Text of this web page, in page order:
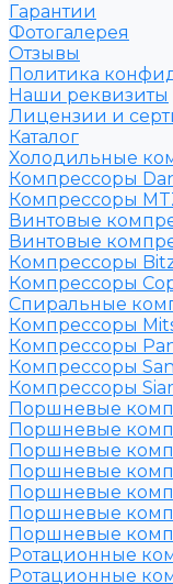
Гарантии
Фотогалерея
Отзывы
Политика
Наши реквизиты
Лицензии и
Каталог
Холодильные
Компрессоры
Компрессоры
Винтовые
Винтовые
Компрессоры
Компрессоры
Спиральные
Компрессоры
Компрессоры
Компрессоры
Компрессоры
Поршневые
Поршневые
Поршневые
Поршневые
Поршневые
Поршневые
Поршневые
Ротационные
Ротационные